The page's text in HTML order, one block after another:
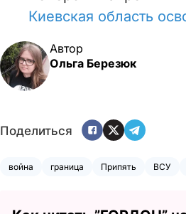
Киевская область
Автор
Ольга Березюк
Поделиться
война граница Припять ВСУ